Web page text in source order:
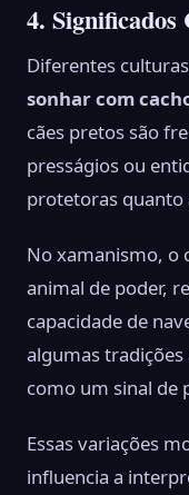
4.
Diferentes
sonhar com
cães pretos são
presságios ou
protetoras quanto
No xamanismo, o
animal de poder,
capacidade de
algumas tradições
como um sinal de
Essas variações
influencia a